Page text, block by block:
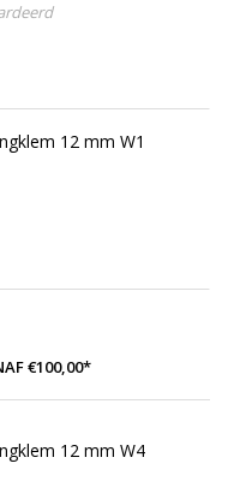
12 mm W1
€100,00*
12 mm W4